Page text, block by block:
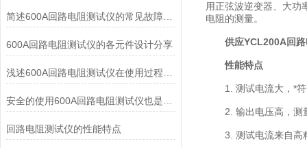
简述600A回路电阻测试仪的常见故障相应解决方法
600A回路电阻测试仪的各元件设计分享
回路电阻测试仪的性能特点
用正弦波逆变器、大功
电阻的测量。
供应YCL200A回
性能特点
1. 测试电流大，*符
2. 输出电压高，测
3. 测试电流来自高精